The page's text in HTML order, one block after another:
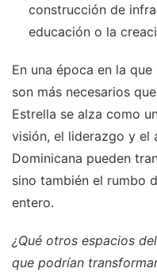
construcción de
educación o la
En una época en la
son más necesarios
Estrella se alza como
visión, el liderazgo y el
Dominicana pueden
sino también el rumbo
entero.
¿Qué otros espacios
que podrían